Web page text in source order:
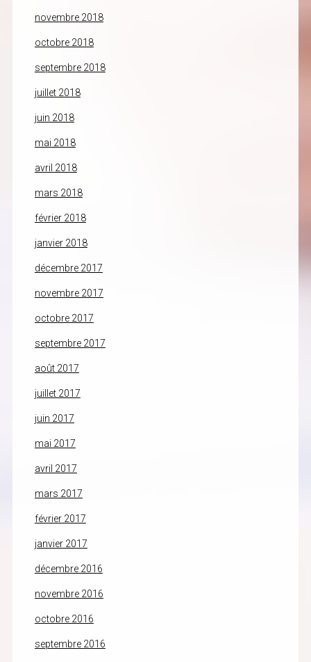
novembre 2018
octobre 2018
septembre 2018
juillet 2018
juin 2018
mai 2018
avril 2018
mars 2018
février 2018
janvier 2018
décembre 2017
novembre 2017
octobre 2017
septembre 2017
août 2017
juillet 2017
juin 2017
mai 2017
avril 2017
mars 2017
février 2017
janvier 2017
décembre 2016
novembre 2016
octobre 2016
septembre 2016